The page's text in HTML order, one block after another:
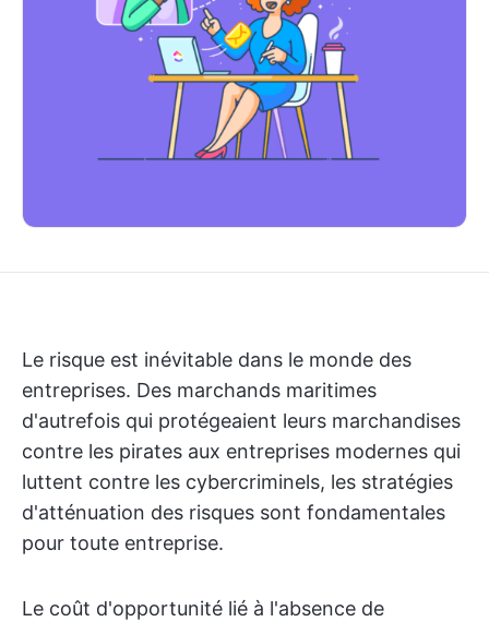
Le risque est inévitable dans le monde des
entreprises. Des marchands maritimes
d'autrefois qui protégeaient leurs marchandises
contre les pirates aux entreprises modernes qui
luttent contre les cybercriminels, les stratégies
d'atténuation des risques sont fondamentales
pour toute entreprise.
Le coût d'opportunité lié à l'absence de